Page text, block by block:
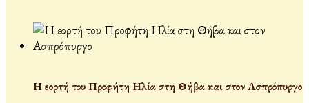
Η εορτή του Προφήτη Ηλία στη Θήβα και στον Ασπρόπυργο